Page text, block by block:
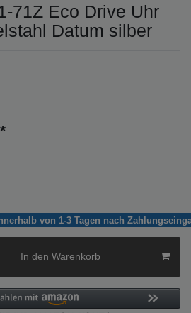
71Z Eco Drive Uhr
Datum silber
*
von 1-3 Tagen nach
In den Warenkorb